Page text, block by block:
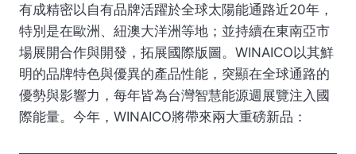
有成精密以自有品牌活躍於全球太陽能通路近20年，
特別是在歐洲、紐澳大洋洲等地；並持續在東南亞市
場展開合作與開發，拓展國際版圖。WINAICO以其鮮
明的品牌特色與優異的產品性能，突顯在全球通路的
優勢與影響力，每年皆為台灣智慧能源週展覽注入國
際能量。今年，WINAICO將帶來兩大重磅新品：